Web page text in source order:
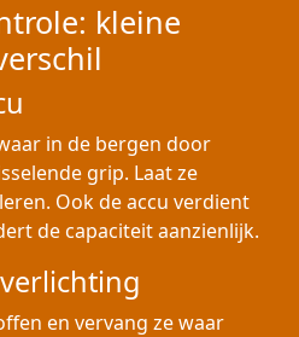
kleine
in de bergen door
grip. Laat ze
Ook de accu verdient
de capaciteit aanzienlijk.
en vervang ze waar